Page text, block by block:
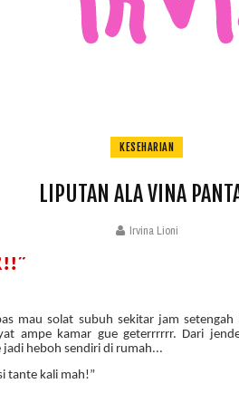
KESEHARIAN
LIPUTAN ALA VINA
Irvina Lioni
mau solat subuh sekitar jam
ampe kamar gue geterrrrrr. Dari
jadi heboh sendiri di rumah...
tante kali mah!”